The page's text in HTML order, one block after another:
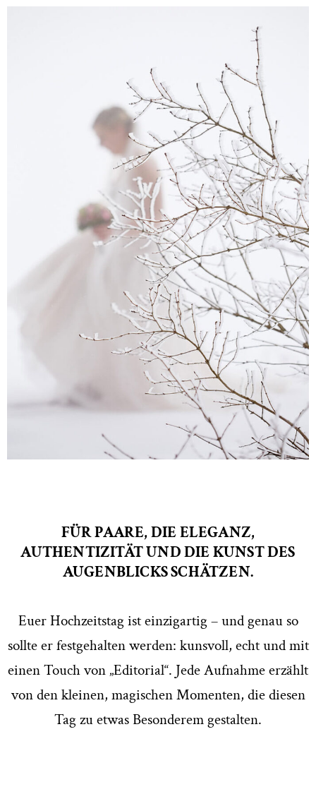
FÜR PAARE, DIE ELEGANZ,
AUTHENTIZITÄT UND DIE KUNST DES
AUGENBLICKS SCHÄTZEN.
Euer Hochzeitstag ist einzigartig – und genau so
sollte er festgehalten werden: kunsvoll, echt und mit
einen Touch von „Editorial“. Jede Aufnahme erzählt
von den kleinen, magischen Momenten, die diesen
Tag zu etwas Besonderem gestalten.